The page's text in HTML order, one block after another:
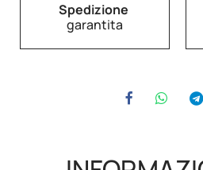
Spedizione
garantita